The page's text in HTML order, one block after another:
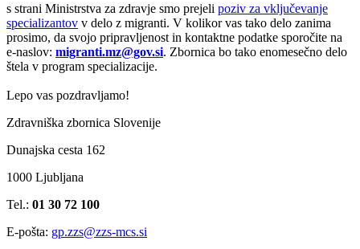
s strani Ministrstva za zdravje smo prejeli poziv za vključevanje
specializantov v delo z migranti. V kolikor vas tako delo zanima
prosimo, da svojo pripravljenost in kontaktne podatke sporočite na
e-naslov: migranti.mz@gov.si. Zbornica bo tako enomesečno delo
štela v program specializacije.
Lepo vas pozdravljamo!
Zdravniška zbornica Slovenije
Dunajska cesta 162
1000 Ljubljana
Tel.: 01 30 72 100
E-pošta: gp.zzs@zzs-mcs.si